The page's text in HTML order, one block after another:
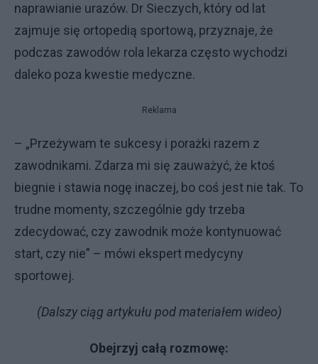
naprawianie urazów. Dr Sieczych, który od lat
zajmuje się ortopedią sportową, przyznaje, że
podczas zawodów rola lekarza często wychodzi
daleko poza kwestie medyczne.
Reklama
– „Przeżywam te sukcesy i porażki razem z
zawodnikami. Zdarza mi się zauważyć, że ktoś
biegnie i stawia nogę inaczej, bo coś jest nie tak. To
trudne momenty, szczególnie gdy trzeba
zdecydować, czy zawodnik może kontynuować
start, czy nie” – mówi ekspert medycyny
sportowej.
(Dalszy ciąg artykułu pod materiałem wideo)
Obejrzyj całą rozmowę: